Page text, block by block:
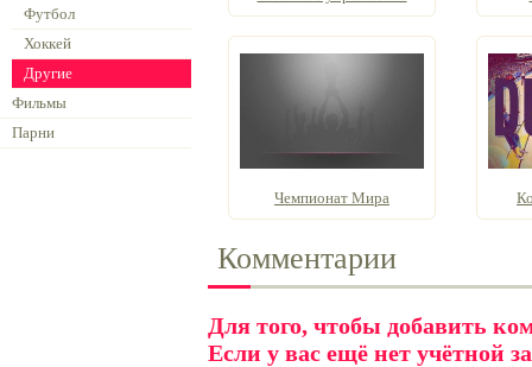
Футбол
Хоккей
Другие
Фильмы
Парни
Чемпионат Мира
Комментарии
Для того, чтобы добавить
Если у вас ещё нет учётной